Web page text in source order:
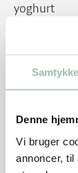
Samtykke
Denne
Vi bruger
annoncer,
yoghurt
Tilbehør
1-2 tsk olie
Sådan